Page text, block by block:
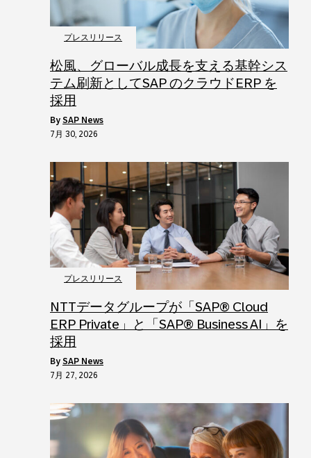
プレスリリース
松風、グローバル成長を支える基幹シス
テム刷新としてSAP のクラウドERP を
採用
by SAP News
7月 30, 2026
プレスリリース
NTTデータグループが「SAP® Cloud
ERP Private」と「SAP® Business AI」を
採用
by SAP News
7月 27, 2026